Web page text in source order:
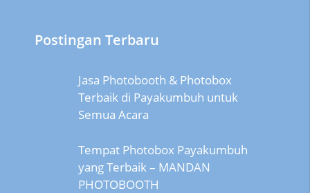
Postingan Terbaru
Jasa Photobooth & Photobox
Terbaik di Payakumbuh untuk
Semua Acara
Tempat Photobox Payakumbuh
yang Terbaik – MANDAN
PHOTOBOOTH